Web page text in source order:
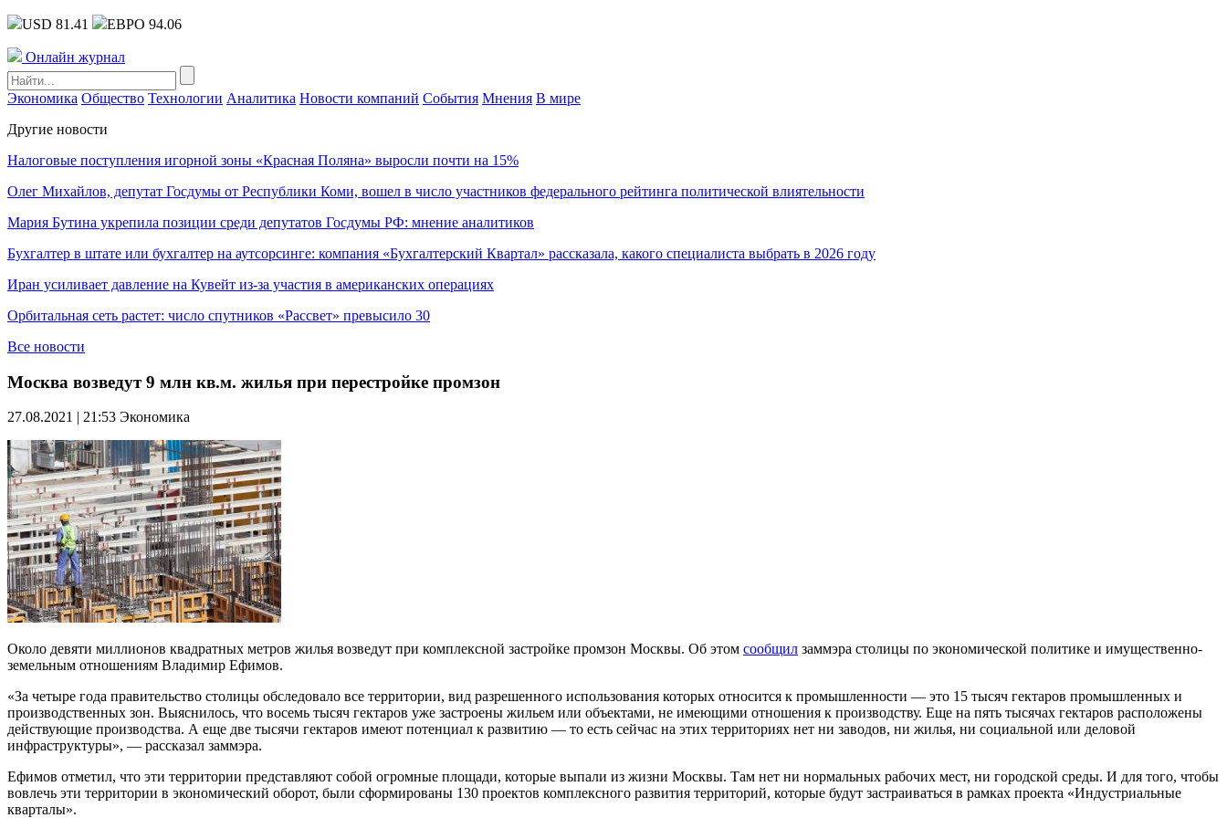
USD 81.41 ЕВРО 94.06
Онлайн журнал
Экономика Общество Технологии Аналитика Новости компаний События Мнения В мире
Другие новости
Налоговые поступления игорной зоны «Красная Поляна» выросли почти на 15%
Олег Михайлов, депутат Госдумы от Республики Коми, вошел в число участников федерального рейтинга политической влиятельности
Мария Бутина укрепила позиции среди депутатов Госдумы РФ: мнение аналитиков
Бухгалтер в штате или бухгалтер на аутсорсинге: компания «Бухгалтерский Квартал» рассказала, какого специалиста выбрать в 2026 году
Иран усиливает давление на Кувейт из-за участия в американских операциях
Орбитальная сеть растет: число спутников «Рассвет» превысило 30
Все новости
Москва возведут 9 млн кв.м. жилья при перестройке промзон
27.08.2021 | 21:53 Экономика
Около девяти миллионов квадратных метров жилья возведут при комплексной застройке промзон Москвы. Об этом сообщил заммэра столицы по экономической политике и имущественно-
земельным отношениям Владимир Ефимов.
«За четыре года правительство столицы обследовало все территории, вид разрешенного использования которых относится к промышленности — это 15 тысяч гектаров промышленных и
производственных зон. Выяснилось, что восемь тысяч гектаров уже застроены жильем или объектами, не имеющими отношения к производству. Еще на пять тысячах гектаров расположены
действующие производства. А еще две тысячи гектаров имеют потенциал к развитию — то есть сейчас на этих территориях нет ни заводов, ни жилья, ни социальной или деловой
инфраструктуры», — рассказал заммэра.
Ефимов отметил, что эти территории представляют собой огромные площади, которые выпали из жизни Москвы. Там нет ни нормальных рабочих мест, ни городской среды. И для того, чтобы
вовлечь эти территории в экономический оборот, были сформированы 130 проектов комплексного развития территорий, которые будут застраиваться в рамках проекта «Индустриальные
кварталы».